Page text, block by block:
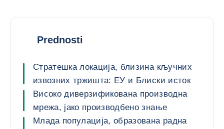
Prednosti
Стратешка локација, близина кључних
извозних тржишта: ЕУ и Блиски исток
Високо диверзификована производна
мрежа, јако производбено знање
Млада популација, образована радна